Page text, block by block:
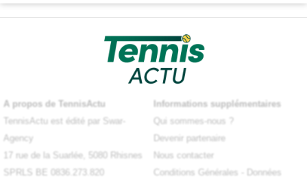
A propos de TennisActu
TennisActu est édité par Swar-
Agency
17 rue de la Suarlée, 5080 Rhisnes
SPRLS BE 0836.273.820
Informations supplémentaires
Qui sommes-nous ?
Devenir partenaire
Nous contacter
Conditions Générales
Données